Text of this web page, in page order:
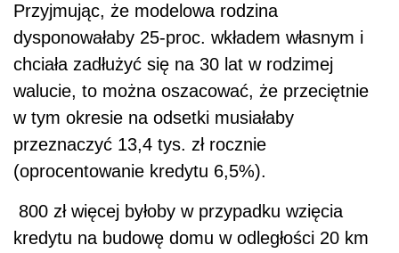
Przyjmując, że modelowa rodzina
dysponowałaby 25-proc. wkładem własnym i
chciała zadłużyć się na 30 lat w rodzimej
walucie, to można oszacować, że przeciętnie
w tym okresie na odsetki musiałaby
przeznaczyć 13,4 tys. zł rocznie
(oprocentowanie kredytu 6,5%).
800 zł więcej byłoby w przypadku wzięcia
kredytu na budowę domu w odległości 20 km